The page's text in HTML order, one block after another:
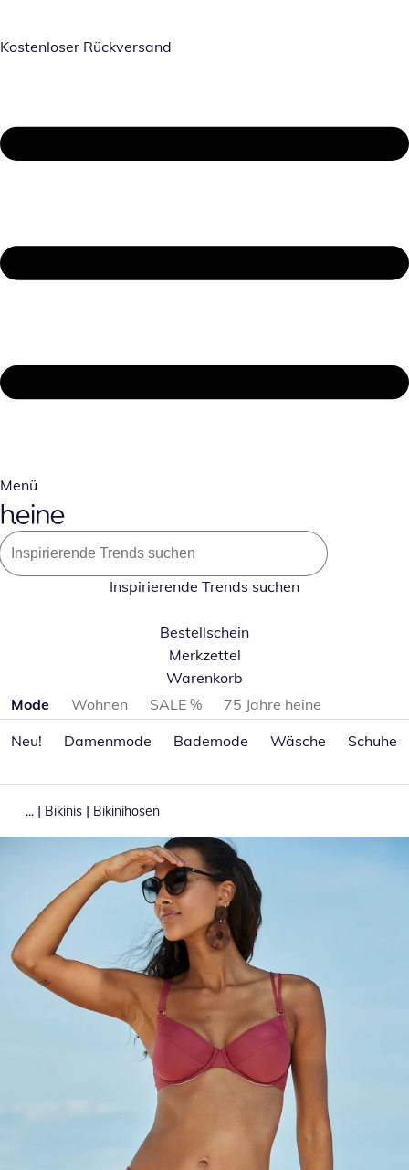
Kostenloser Rückversand
Menü
Inspirierende Trends suchen
Bestellschein
Merkzettel
Warenkorb
Produktkategorien überspringen
Mode Wohnen SALE %
75 Jahre heine
Neu!
Damenmode Bademode Wäsche Schuhe
... | Bikinis | Bikinihosen